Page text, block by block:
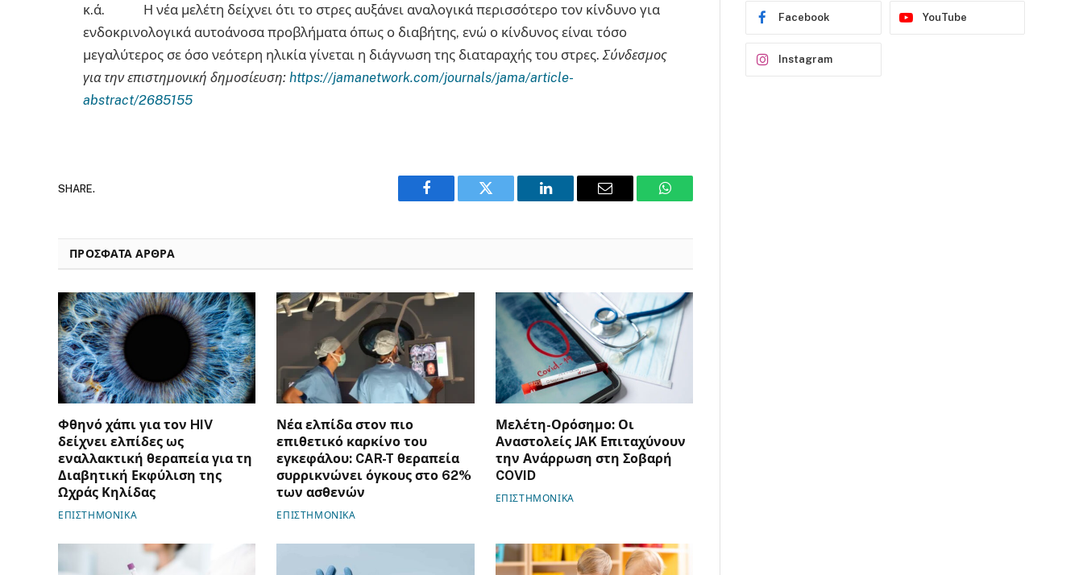
κ.ά. Η νέα μελέτη δείχνει ότι το στρες αυξάνει αναλογικά περισσότερο τον κίνδυνο για
ενδοκρινολογικά αυτοάνοσα προβλήματα όπως ο διαβήτης, ενώ ο κίνδυνος είναι τόσο
μεγαλύτερος σε όσο νεότερη ηλικία γίνεται η διάγνωση της διαταραχής του στρες. Σύνδεσμος
για την επιστημονική δημοσίευση: https://jamanetwork.com/journals/jama/article-
abstract/2685155
SHARE.
Facebook Twitter LinkedIn Email WhatsApp
ΠΡΟΣΦΑΤΑ ΑΡΘΡΑ
Φθηνό χάπι για τον HIV
δείχνει ελπίδες ως
εναλλακτική θεραπεία για τη
Διαβητική Εκφύλιση της
Ωχράς Κηλίδας
ΕΠΙΣΤΗΜΟΝΙΚΑ
Νέα ελπίδα στον πιο
επιθετικό καρκίνο του
εγκεφάλου: CAR-T θεραπεία
συρρικνώνει όγκους στο 62%
των ασθενών
ΕΠΙΣΤΗΜΟΝΙΚΑ
Μελέτη-Ορόσημο: Οι
Αναστολείς JAK Επιταχύνουν
την Ανάρρωση στη Σοβαρή
COVID
ΕΠΙΣΤΗΜΟΝΙΚΑ
Facebook YouTube
Instagram